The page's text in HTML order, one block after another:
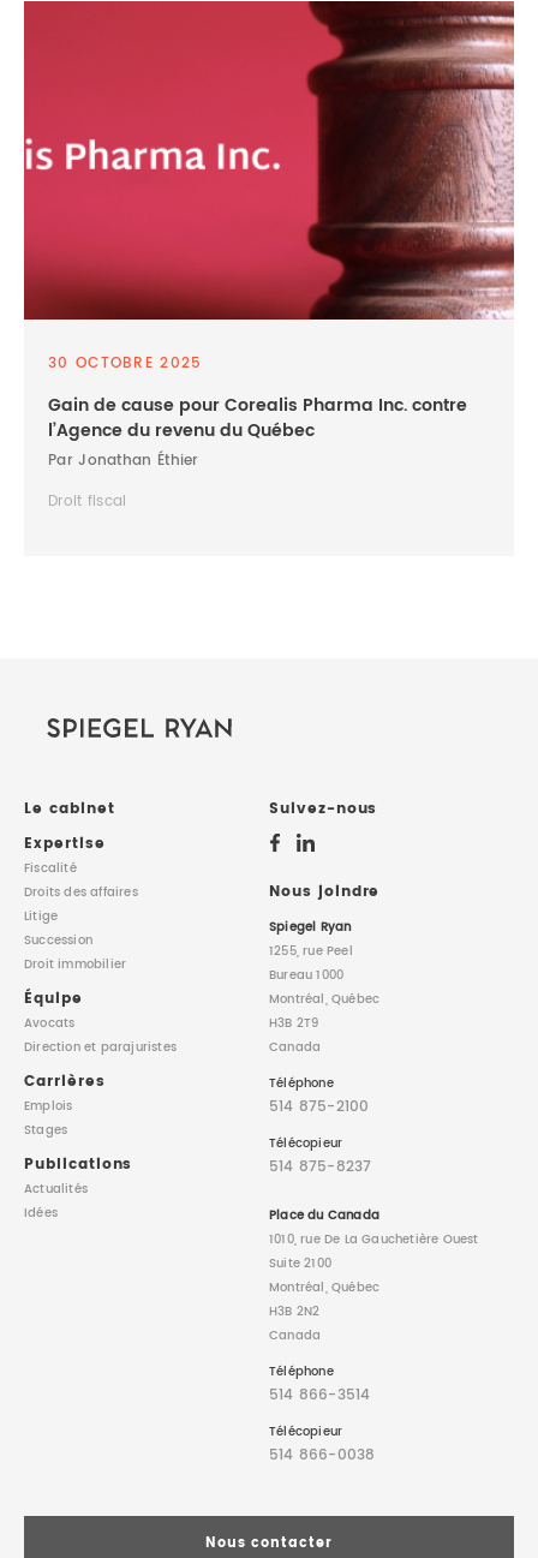
30 OCTOBRE 2025
Gain de cause pour Corealis Pharma Inc. contre
l’Agence du revenu du Québec
Par Jonathan Éthier
Droit fiscal
Le cabinet
Expertise
Fiscalité
Droits des affaires
Litige
Succession
Droit immobilier
Équipe
Avocats
Directionet parajuristes
Carrières
Emplois
Stages
Publications
Actualités
Idées
Suivez-nous
Nous joindre
Spiegel Ryan
1255, rue Peel
Bureau 1000
Montréal, Québec
H3B 2T9
Canada
Téléphone
514 875-2100
Télécopieur
514 875-8237
Place du Canada
1010, rue De La Gauchetière Ouest
Suite 2100
Montréal, Québec
H3B 2N2
Canada
Téléphone
514 866-3514
Télécopieur
514 866-0038
Nous contacter